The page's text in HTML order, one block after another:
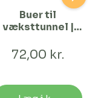
Buer til
væksttunnel |
72,00 kr.